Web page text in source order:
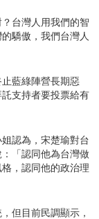
台灣人用我們的智
驕傲，我們台灣人
藍綠陣營長期惡
支持者要投票給有
認為，宋楚瑜對台
「認同他為台灣做
，認同他的政治理
但目前民調顯示，